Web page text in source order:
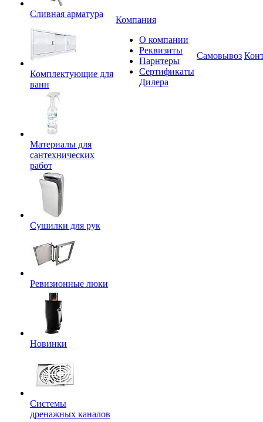
Сливная арматура
Комплектующие для
ванн
Материалы для
сантехнических
работ
Сушилки для рук
Ревизионные люки
Новинки
Системы
дренажных каналов
Компания
О компании
Реквизиты
Парнтеры
Сертификаты
Дилера
Самовывоз